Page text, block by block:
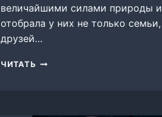
величайшими силами природы и
отобрала у них не только семьи,
друзей…
ЧИТАТЬ ЧЕТЫРЕ